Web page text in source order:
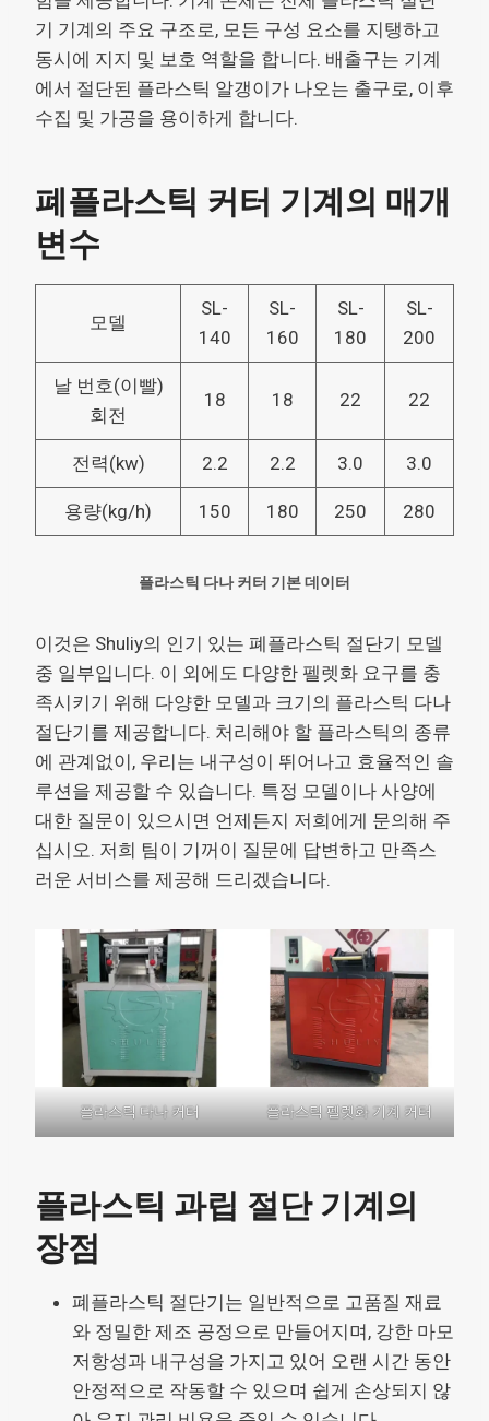
기 기계의 주요 구조로, 모든 구성 요소를 지탱하고
동시에 지지 및 보호 역할을 합니다. 배출구는 기계
에서 절단된 플라스틱 알갱이가 나오는 출구로, 이후
수집 및 가공을 용이하게 합니다.
폐플라스틱 커터 기계의 매개
변수
모델
SL-
140
SL-
160
SL-
180
SL-
200
날 번호(이빨)
회전
18 18 22 22
전력(kw) 2.2 2.2 3.0 3.0
용량(kg/h) 150 180 250 280
플라스틱 다나 커터 기본 데이터
이것은 Shuliy의 인기 있는 폐플라스틱 절단기 모델
중 일부입니다. 이 외에도 다양한 펠렛화 요구를 충
족시키기 위해 다양한 모델과 크기의 플라스틱 다나
절단기를 제공합니다. 처리해야 할 플라스틱의 종류
에 관계없이, 우리는 내구성이 뛰어나고 효율적인 솔
루션을 제공할 수 있습니다. 특정 모델이나 사양에
대한 질문이 있으시면 언제든지 저희에게 문의해 주
십시오. 저희 팀이 기꺼이 질문에 답변하고 만족스
러운 서비스를 제공해 드리겠습니다.
플라스틱 다나 커터 플라스틱 펠렛화 기계 커터
플라스틱 과립 절단 기계의
장점
폐플라스틱 절단기는 일반적으로 고품질 재료
와 정밀한 제조 공정으로 만들어지며, 강한 마모
저항성과 내구성을 가지고 있어 오랜 시간 동안
안정적으로 작동할 수 있으며 쉽게 손상되지 않